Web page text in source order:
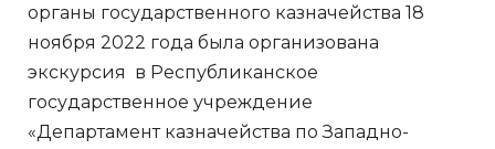
органы государственного казначейства 18
ноября 2022 года была организована
экскурсия в Республиканское
государственное учреждение
«Департамент казначейства по Западно-